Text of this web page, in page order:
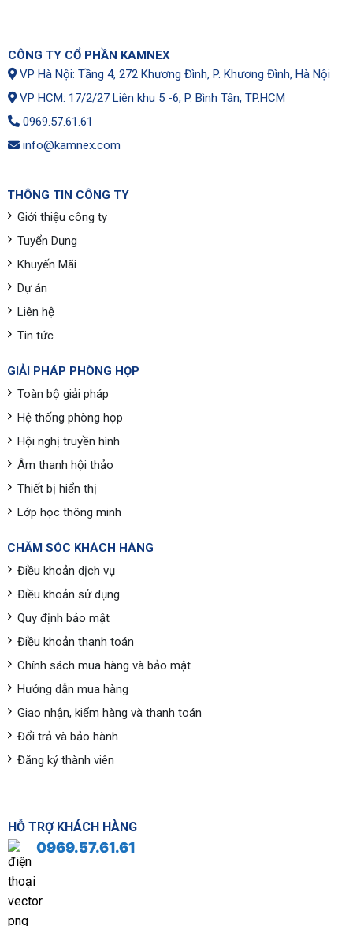
CÔNG TY CỔ PHẦN KAMNEX
VP Hà Nội: Tầng 4, 272 Khương Đình, P. Khương Đình, Hà Nội
VP HCM: 17/2/27 Liên khu 5 -6, P. Bình Tân, TP.HCM
0969.57.61.61
info@kamnex.com
THÔNG TIN CÔNG TY
Giới thiệu công ty
Tuyển Dụng
Khuyến Mãi
Dự án
Liên hệ
Tin tức
GIẢI PHÁP PHÒNG HỌP
Toàn bộ giải pháp
Hệ thống phòng họp
Hội nghị truyền hình
Âm thanh hội thảo
Thiết bị hiển thị
Lớp học thông minh
CHĂM SÓC KHÁCH HÀNG
Điều khoản dịch vụ
Điều khoản sử dụng
Quy định bảo mật
Điều khoản thanh toán
Chính sách mua hàng và bảo mật
Hướng dẫn mua hàng
Giao nhận, kiểm hàng và thanh toán
Đổi trả và bảo hành
Đăng ký thành viên
HỖ TRỢ KHÁCH HÀNG
0969.57.61.61